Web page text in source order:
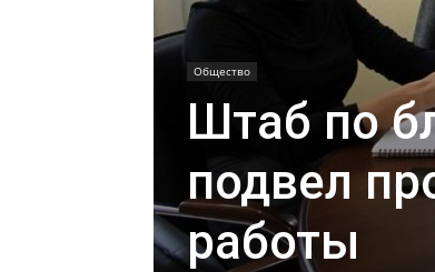
Общество
Штаб по
подвел
работы